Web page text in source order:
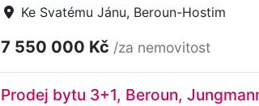
Ke Svatému Jánu, Beroun-Hostim
7 550 000 Kč /za nemovitost
Prodej bytu 3+1, Beroun,